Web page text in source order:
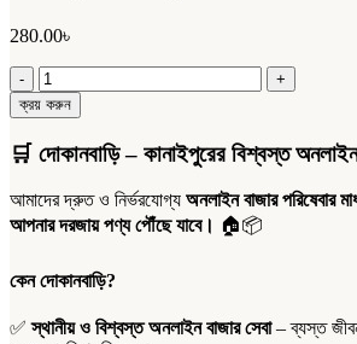
280.00৳
মাল্টা
(১
কেজি)
ক্রয় করুন
🛒 দোকানবাড়ি – কানাইপুরের বিশ্বস্ত
আমাদের দ্রুত ও নির্ভরযোগ্য অনলাইন বাজার পরিষেবার
আপনার দরজায় পণ্য পৌঁছে যাবে। 🏠📦
কেন দোকানবাড়ি?
✅স্থানীয় ও বিশ্বস্ত অনলাইন বাজার সেবা– ব্যস্ত